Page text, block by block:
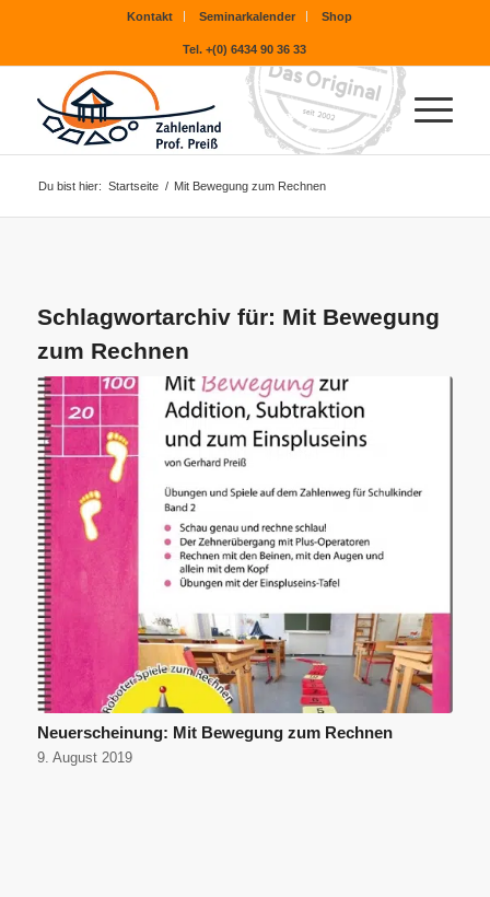
Kontakt Seminarkalender Shop
Tel. +(0) 6434 90 36 33
Du bist hier: Startseite / Mit Bewegung zum Rechnen
Schlagwortarchiv für: Mit Bewegung
zum Rechnen
Neuerscheinung: Mit Bewegung zum Rechnen
9. August 2019